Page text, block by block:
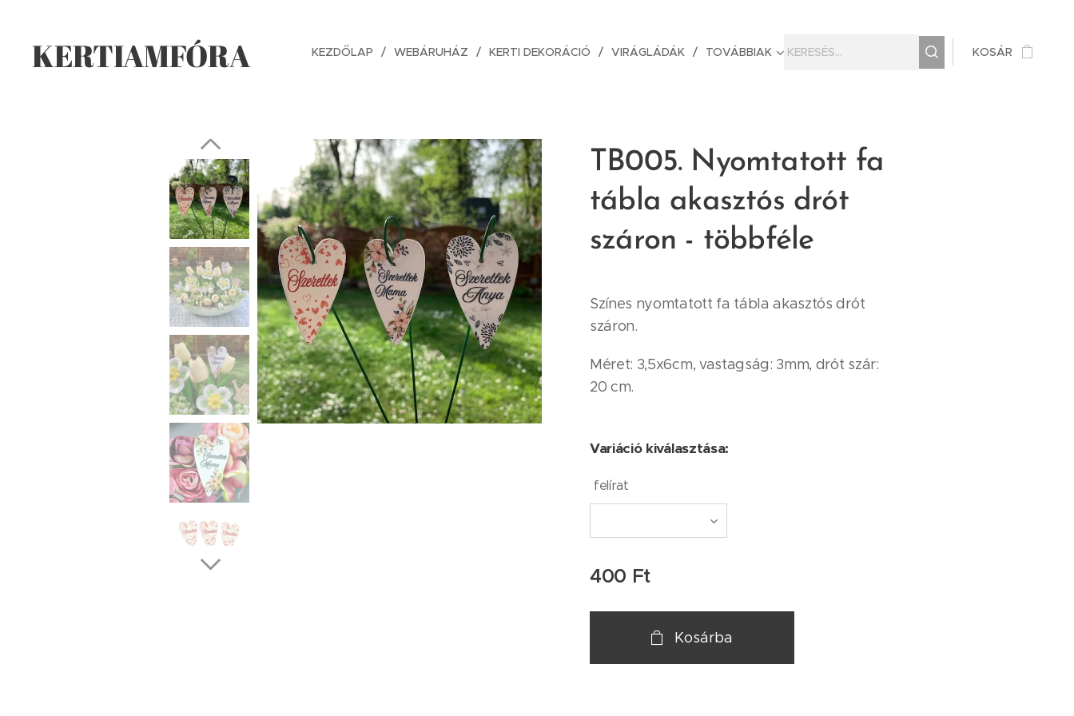
KERTIAMFÓRA KEZDŐLAP WEBÁRUHÁZ KERTI DEKORÁCIÓ VIRÁGLÁDÁK TOVÁBBIAK KOSÁR
TB005. Nyomtatott fa
tábla akasztós drót
száron - többféle
Színes nyomtatott fa tábla akasztós drót
száron.
Méret: 3,5x6cm, vastagság: 3mm, drót szár:
20 cm.
Variáció kiválasztása:
felírat
400 Ft
Kosárba